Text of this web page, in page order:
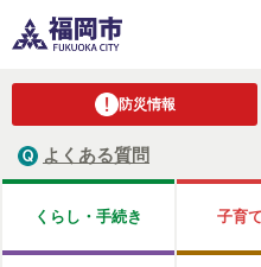
防災情報
よくある質問
くらし・手続き 子育